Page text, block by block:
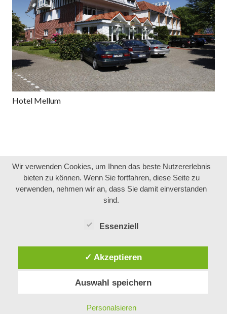
Hotel Mellum
Proudly powered by WordPress Theme: Publication von
Wir verwenden Cookies, um Ihnen das beste Nutzererlebnis
bieten zu können. Wenn Sie fortfahren, diese Seite zu
verwenden, nehmen wir an, dass Sie damit einverstanden
sind.
Essenziell
✓ Akzeptieren
Auswahl speichern
Personalsieren